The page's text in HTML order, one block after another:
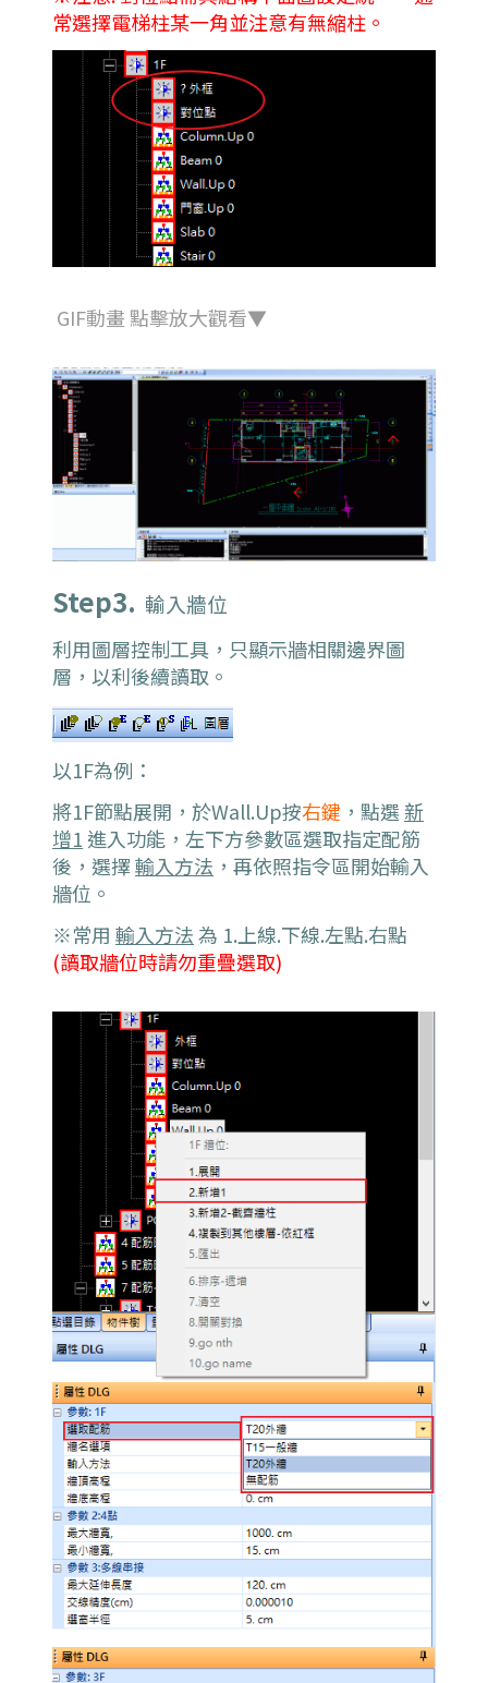
常選擇電梯柱某一角並注意有無縮柱。
GIF動畫 點擊放大觀看▼
Step3. 輸入牆位
利用圖層控制工具，只顯示牆相關邊界圖
層，以利後續讀取。
以1F為例：
將1F節點展開，於Wall.Up按右鍵 ，點選 新
增1 進入功能，左下方參數區選取指定配筋
後，選擇輸入方法 ，再依照指令區開始輸入
牆位。
※常用 輸入方法為 1.上線.下線.左點.右點
(讀取牆位時請勿重疊選取)